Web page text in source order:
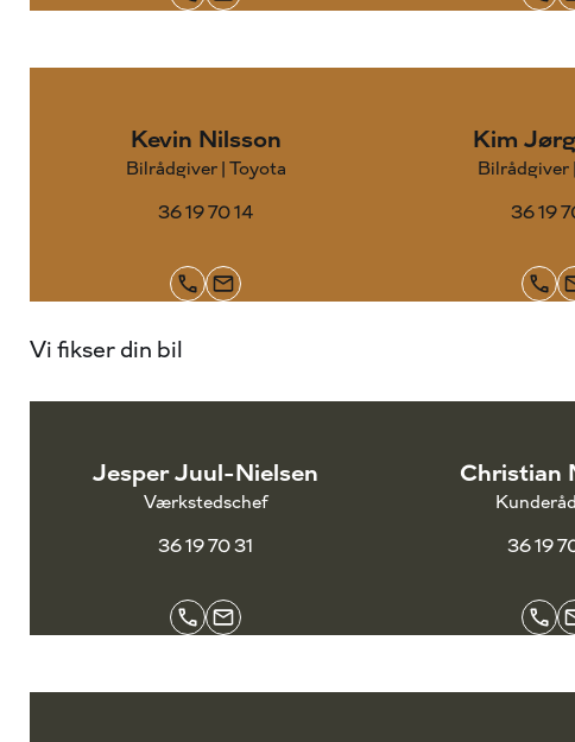
Kevin Nilsson
Bilrådgiver | Toyota
36 19 70 14
Kim
Bilrådgiver
36 19
Vi fikser din bil
Jesper Juul-Nielsen
Værkstedschef
36 19 70 31
Christian
36 19